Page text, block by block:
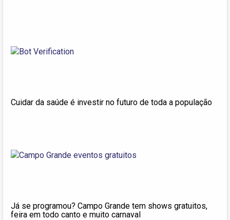
Cuidar da saúde é investir no futuro de toda a população
Já se programou? Campo Grande tem shows gratuitos,
feira em todo canto e muito carnaval